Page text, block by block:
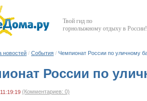
Твой гид по
горнолыжному отдыху в России!
новостей / События / Чемпионат России по уличному
России по
(Комментариев: 0)